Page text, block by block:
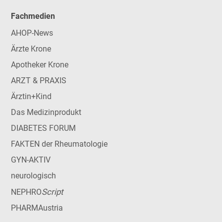
Fachmedien
AHOP-News
Ärzte Krone
Apotheker Krone
ARZT & PRAXIS
Ärztin+Kind
Das Medizinprodukt
DIABETES FORUM
FAKTEN der Rheumatologie
GYN-AKTIV
neurologisch
NEPHROScript
PHARMAustria